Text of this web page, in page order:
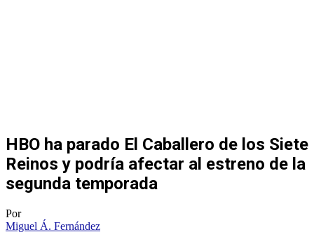
HBO ha parado El Caballero de los Siete
Reinos y podría afectar al estreno de la
segunda temporada
Por
Miguel Á. Fernández